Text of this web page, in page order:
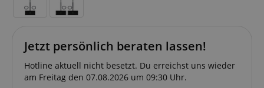
Jetzt persönlich beraten lassen!
Hotline aktuell nicht besetzt. Du erreichst uns wieder
am Freitag den 07.08.2026 um 09:30 Uhr.